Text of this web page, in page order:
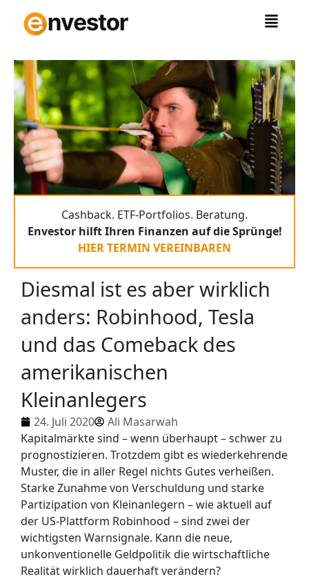
Inhalt
springen
Cashback. ETF-Portfolios. Beratung.
Envestor hilft Ihren Finanzen auf die Sprünge!
HIER TERMIN VEREINBAREN
Diesmal ist es aber wirklich
anders: Robinhood, Tesla
und das Comeback des
amerikanischen
Kleinanlegers
24. Juli 2020
Ali Masarwah
Kapitalmärkte sind – wenn überhaupt – schwerzu
prognostizieren. Trotzdem gibt es wiederkehrende
Muster, die in aller Regel nichts Gutes verheißen.
Starke Zunahme von Verschuldung und starke
Partizipation von Kleinanlegern – wie aktuell auf
der US-Plattform Robinhood – sind zwei der
wichtigsten Warnsignale. Kann die neue,
unkonventionelle Geldpolitik die wirtschaftliche
Realität wirklich dauerhaft verändern?